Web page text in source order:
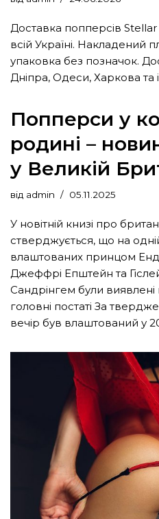
Доставка попперсів
всій Україні. Накладений
упаковка без позначок.
Дніпра, Одеси, Харкова та
Попперси у
родині –
у Великій
від admin 05.11.2025
У новітній книзі про
стверджується, що на
влаштованих принцом
Джеффрі Епштейн та
Сандрінгем були
головні постаті За
вечір був влаштований у